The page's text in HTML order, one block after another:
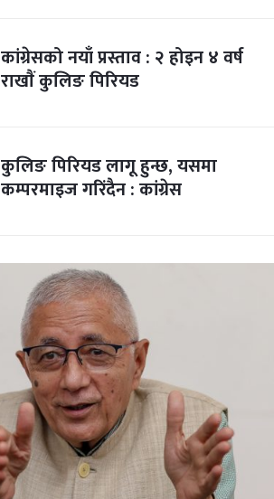
कांग्रेसको नयाँ प्रस्ताव : २ होइन ४ वर्ष
राखाैं कुलिङ पिरियड
कुलिङ पिरियड लागू हुन्छ, यसमा
कम्परमाइज गरिंदैन : कांग्रेस